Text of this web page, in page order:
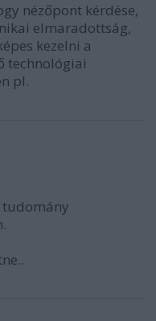
nézőpont kérdése,
elmaradottság,
kezelni a
technológiai
pl.
tudomány